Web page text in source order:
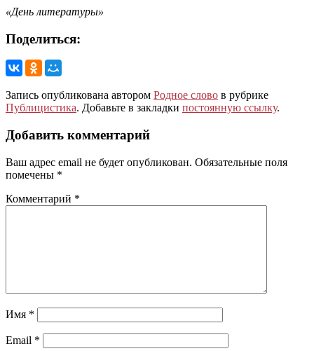
«День литературы»
Поделиться:
Запись опубликована автором Родное слово в рубрике
Публицистика. Добавьте в закладки постоянную ссылку.
Добавить комментарий
Ваш адрес email не будет опубликован. Обязательные поля
помечены *
Комментарий *
Имя *
Email *